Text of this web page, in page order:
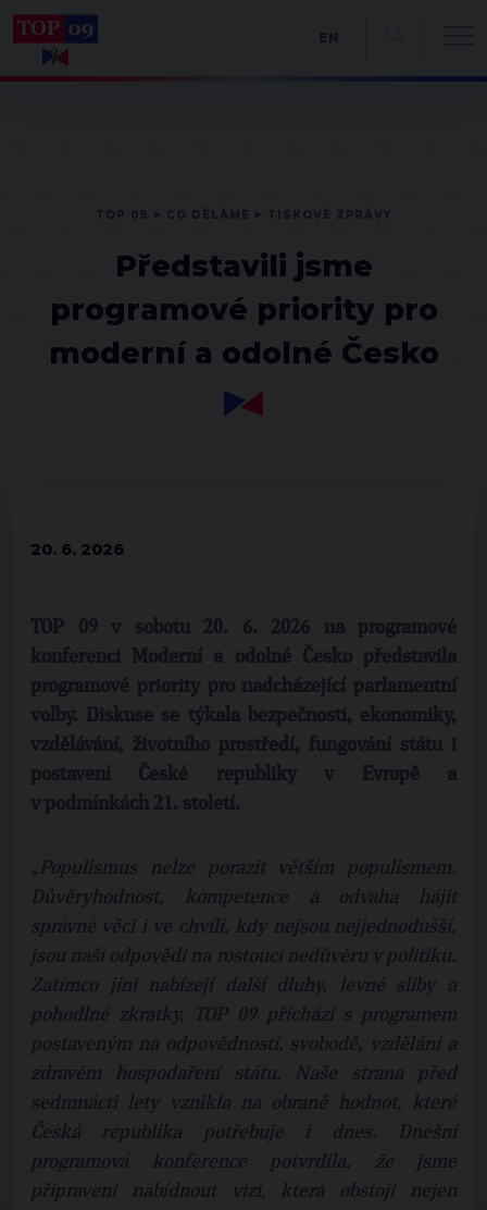
Představili jsme
programové priority pro
moderní a odolné Česko
20. 6. 2026
TOP 09 v sobotu 20. 6. 2026 na programové
konferenci Moderní a odolné Česko představila
programové priority pro nadcházející parlamentní
volby. Diskuse se týkala bezpečnosti, ekonomiky,
vzdělávání, životního prostředí, fungování státu i
postavení České republiky v Evropě a
v podmínkách 21. století.
„Populismus nelze porazit větším populismem.
Důvěryhodnost, kompetence a odvaha hájit
správné věci i ve chvíli, kdy nejsou nejjednodušší,
jsou naší odpovědí na rostoucí nedůvěru v politiku.
Zatímco jiní nabízejí další dluhy, levné sliby a
pohodlné zkratky, TOP 09 přichází s programem
postaveným na odpovědnosti, svobodě, vzdělání a
zdravém hospodaření státu. Naše strana před
sedmnácti lety vznikla na obraně hodnot, které
Česká republika potřebuje i dnes. Dnešní
programová konference potvrdila, že jsme
připraveni nabídnout vizi, která obstojí nejen